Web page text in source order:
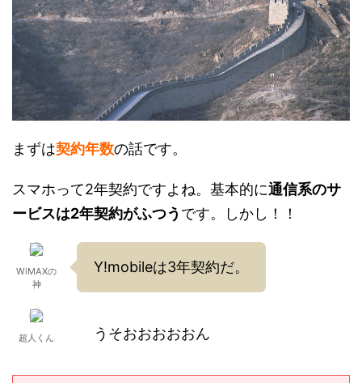
まずは契約年数の話です。
スマホって2年契約ですよね。基本的に通信系のサ
ービスは2年契約がふつう です。しかし！！
WiMAXの
神
Y!mobileは3年契約だ。
超人くん うそおおおおおん